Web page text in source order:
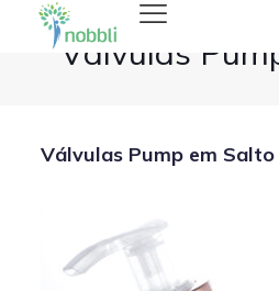
Válvulas
Válvulas Pump em Salto